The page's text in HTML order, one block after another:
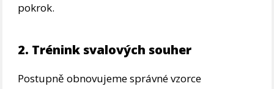
pokrok.
2. Trénink svalových souher
Postupně obnovujeme správné vzorce